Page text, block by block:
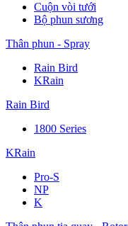
Cuộn vòi tưới
Bộ phun sương
Thân phun - Spray
Rain Bird
KRain
Rain Bird
1800 Series
KRain
Pro-S
NP
K